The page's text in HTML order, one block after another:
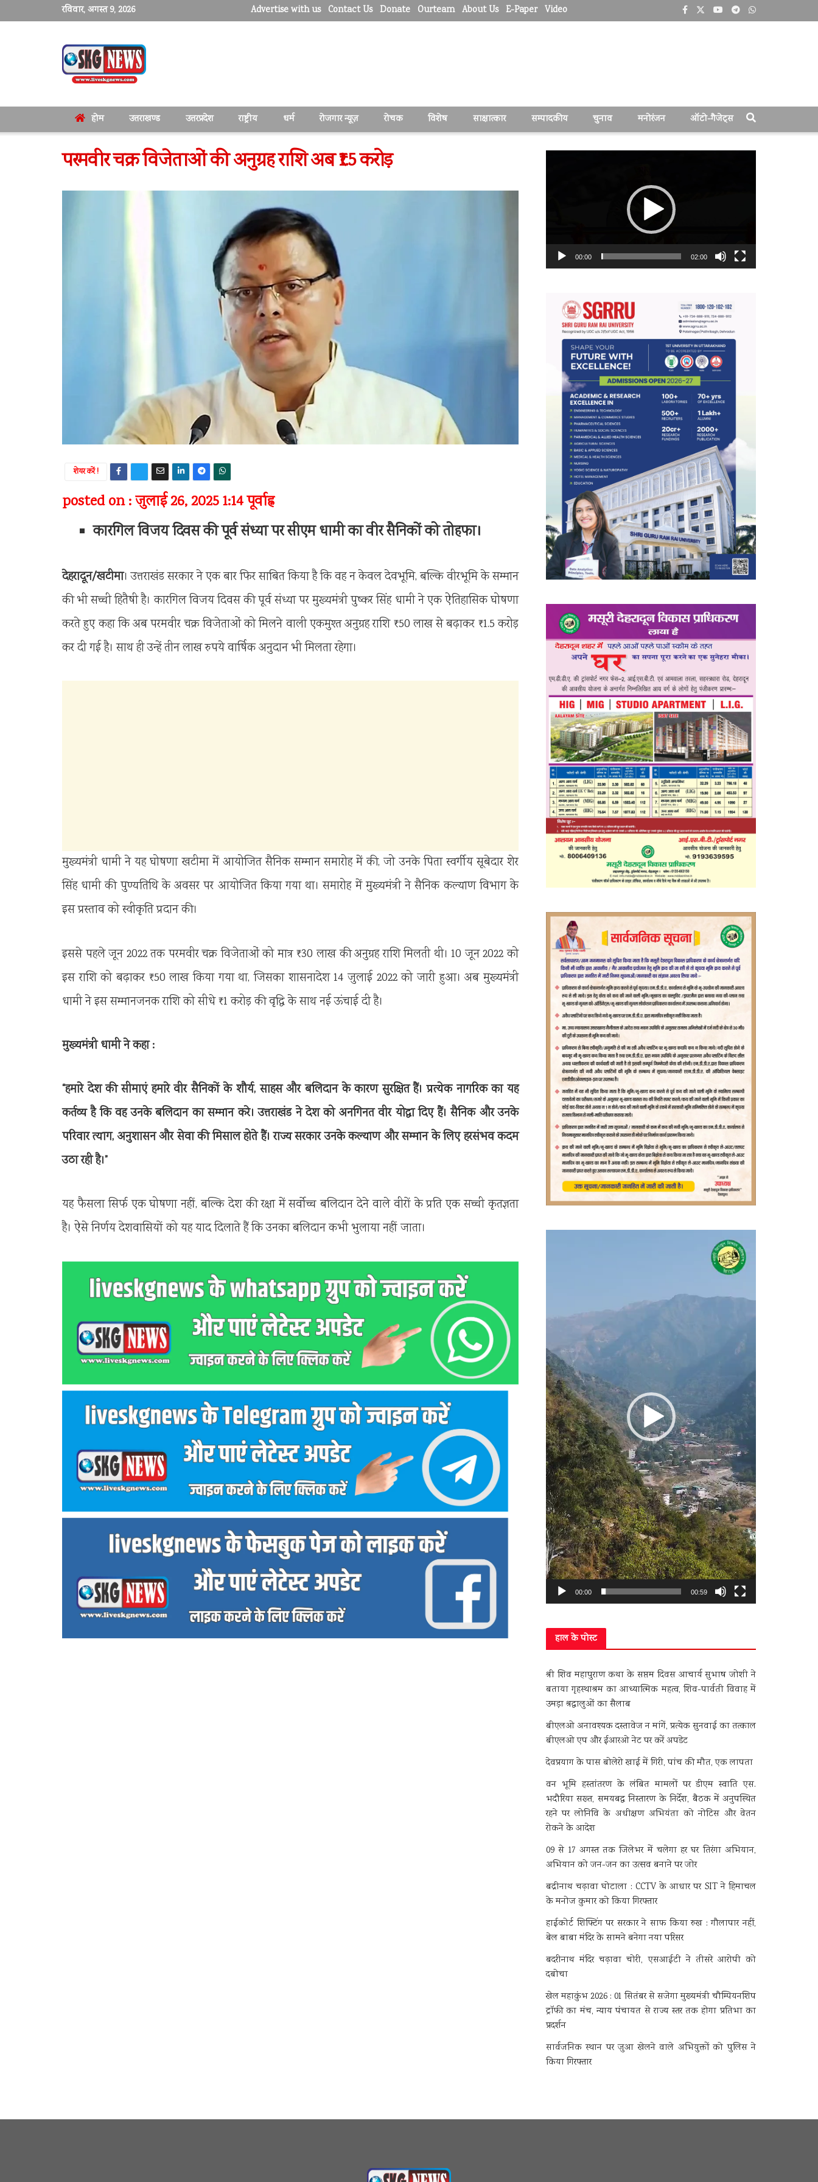
रविवार, अगस्त 9, 2026 Advertise with us Contact Us Donate Ourteam About Us E-Paper Video
होम उत्तराखण्ड उत्तरप्रदेश राष्ट्रीय धर्म रोजगार न्यूज़ रोचक विशेष साक्षात्कार सम्पादकीय चुनाव मनोरंजन ऑटो-गैजेट्स
परमवीर चक्र विजेताओं की अनुग्रह राशि अब ₹1.5 करोड़
शेयर करें !
posted on : जुलाई 26, 2025 1:14 पूर्वाह्न
कारगिल विजय दिवस की पूर्व संध्या पर सीएम धामी का वीर सैनिकों को तोहफा।
देहरादून/खटीमा। उत्तराखंड सरकार ने एक बार फिर साबित किया है कि वह न केवल देवभूमि, बल्कि वीरभूमि के सम्मान
की भी सच्ची हितैषी है। कारगिल विजय दिवस की पूर्व संध्या पर मुख्यमंत्री पुष्कर सिंह धामी ने एक ऐतिहासिक घोषणा
करते हुए कहा कि अब परमवीर चक्र विजेताओं को मिलने वाली एकमुश्त अनुग्रह राशि ₹50 लाख से बढ़ाकर ₹1.5 करोड़
कर दी गई है। साथ ही उन्हें तीन लाख रुपये वार्षिक अनुदान भी मिलता रहेगा।
मुख्यमंत्री धामी ने यह घोषणा खटीमा में आयोजित सैनिक सम्मान समारोह में की, जो उनके पिता स्वर्गीय सूबेदार शेर
सिंह धामी की पुण्यतिथि के अवसर पर आयोजित किया गया था। समारोह में मुख्यमंत्री ने सैनिक कल्याण विभाग के
इस प्रस्ताव को स्वीकृति प्रदान की।
इससे पहले जून 2022 तक परमवीर चक्र विजेताओं को मात्र ₹30 लाख की अनुग्रह राशि मिलती थी। 10 जून 2022 को
इस राशि को बढ़ाकर ₹50 लाख किया गया था, जिसका शासनादेश 14 जुलाई 2022 को जारी हुआ। अब मुख्यमंत्री
धामी ने इस सम्मानजनक राशि को सीधे ₹1 करोड़ की वृद्धि के साथ नई ऊंचाई दी है।
मुख्यमंत्री धामी ने कहा :
“हमारे देश की सीमाएं हमारे वीर सैनिकों के शौर्य, साहस और बलिदान के कारण सुरक्षित हैं। प्रत्येक नागरिक का यह
कर्तव्य है कि वह उनके बलिदान का सम्मान करे। उत्तराखंड ने देश को अनगिनत वीर योद्धा दिए हैं। सैनिक और उनके
परिवार त्याग, अनुशासन और सेवा की मिसाल होते हैं। राज्य सरकार उनके कल्याण और सम्मान के लिए हरसंभव कदम
उठा रही है।”
यह फैसला सिर्फ एक घोषणा नहीं, बल्कि देश की रक्षा में सर्वोच्च बलिदान देने वाले वीरों के प्रति एक सच्ची कृतज्ञता
है। ऐसे निर्णय देशवासियों को यह याद दिलाते हैं कि उनका बलिदान कभी भुलाया नहीं जाता।
00:00 02:00
00:00 00:59
हाल के पोस्ट
श्री शिव महापुराण कथा के सप्तम दिवस आचार्य सुभाष जोशी ने
बताया गृहस्थाश्रम का आध्यात्मिक महत्व, शिव-पार्वती विवाह में
उमड़ा श्रद्धालुओं का सैलाब
बीएलओ अनावश्यक दस्तावेज न मांगें, प्रत्येक सुनवाई का तत्काल
बीएलओ एप और ईआरओ नेट पर करें अपडेट
देवप्रयाग के पास बोलेरो खाई में गिरी, पांच की मौत, एक लापता
वन भूमि हस्तांतरण के लंबित मामलों पर डीएम स्वाति एस.
भदौरिया सख्त, समयबद्ध निस्तारण के निर्देश, बैठक में अनुपस्थित
रहने पर लोनिवि के अधीक्षण अभियंता को नोटिस और वेतन
रोकने के आदेश
09 से 17 अगस्त तक जिलेभर में चलेगा हर घर तिरंगा अभियान,
अभियान को जन-जन का उत्सव बनाने पर जोर
बद्रीनाथ चढ़ावा घोटाला : CCTV के आधार पर SIT ने हिमाचल
के मनोज कुमार को किया गिरफ्तार
हाईकोर्ट शिफ्टिंग पर सरकार ने साफ किया रुख : गौलापार नहीं,
बेल बाबा मंदिर के सामने बनेगा नया परिसर
बदरीनाथ मंदिर चढ़ावा चोरी, एसआईटी ने तीसरे आरोपी को
दबोचा
खेल महाकुंभ 2026 : 01 सितंबर से सजेगा मुख्यमंत्री चौम्पियनशिप
ट्रॉफी का मंच, न्याय पंचायत से राज्य स्तर तक होगा प्रतिभा का
प्रदर्शन
सार्वजनिक स्थान पर जुआ खेलने वाले अभियुक्तों को पुलिस ने
किया गिरफ्तार